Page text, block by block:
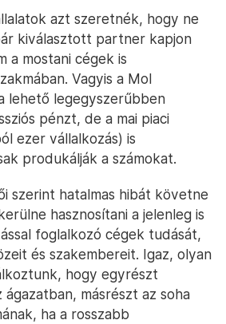
azt szeretnék, hogy ne
kiválasztott partner kapjon
a mostani cégek is
Vagyis a Mol
lehető legegyszerűbben
pénzt, de a mai piaci
ezer vállalkozás) is
produkálják a számokat.
szerint hatalmas hibát követne
hasznosítani a jelenleg is
foglalkozó cégek tudását,
és szakembereit. Igaz, olyan
hogy egyrészt
másrészt az soha
ha a rosszabb